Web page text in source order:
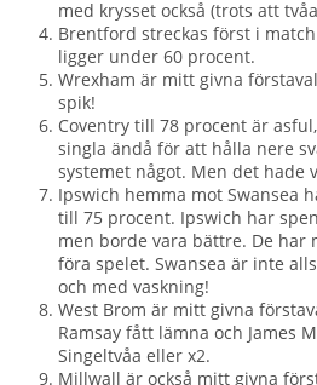
med krysset också (trots att
Brentford streckas först i
ligger under 60 procent.
Wrexham är mitt givna
spik!
Coventry till 78 procent är
singla ändå för att hålla nere
systemet något. Men det hade
Ipswich hemma mot Swansea
till 75 procent. Ipswich har
men borde vara bättre. De har
föra spelet. Swansea är inte
och med vaskning!
West Brom är mitt givna
Ramsay fått lämna och James
Singeltvåa eller x2.
Millwall är också mitt givna